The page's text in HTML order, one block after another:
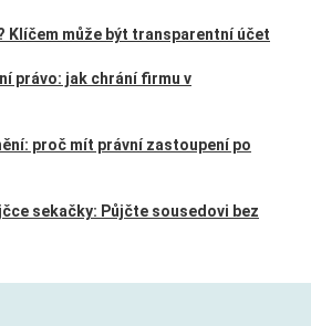
Klíčem může být transparentní účet
právo: jak chrání firmu v
proč mít právní zastoupení po
sekačky: Půjčte sousedovi bez